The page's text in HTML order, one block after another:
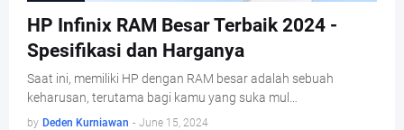
HP Infinix RAM Besar Terbaik 2024 -
Spesifikasi dan Harganya
Saat ini, memiliki HP dengan RAM besar adalah sebuah
keharusan, terutama bagi kamu yang suka mul…
by Deden Kurniawan - June 15, 2024